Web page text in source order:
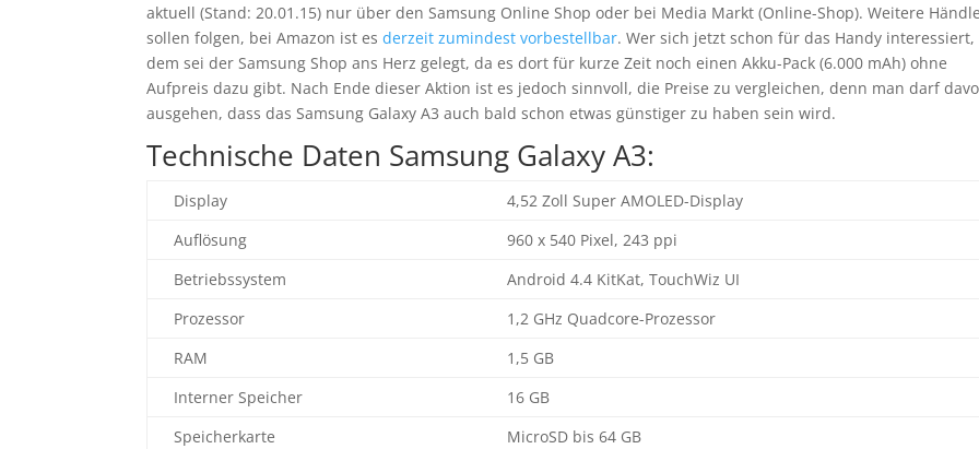
aktuell (Stand: 20.01.15) nur über den Samsung Online Shop oder bei Media Markt (Online-Shop). Weitere
sollen folgen, bei Amazon ist esderzeit zumindest vorbestellbar. Wer sich jetzt schon für das Handy interessiert,
dem sei der Samsung Shop ans Herz gelegt, da es dort für kurze Zeit noch einen Akku-Pack (6.000 mAh) ohne
Aufpreis dazu gibt. Nach Ende dieser Aktion ist es jedoch sinnvoll, die Preise zu vergleichen, denn man darf
ausgehen, dass das Samsung Galaxy A3 auch bald schon etwas günstiger zu haben sein wird.
Technische Daten Samsung Galaxy A3:
Display
4,52 Zoll Super AMOLED-Display
Auflösung
960 x 540 Pixel, 243 ppi
Betriebssystem
Android 4.4 KitKat, TouchWiz UI
Prozessor
1,2 GHz Quadcore-Prozessor
RAM
1,5 GB
Interner Speicher
16 GB
Speicherkarte
MicroSD bis 64 GB